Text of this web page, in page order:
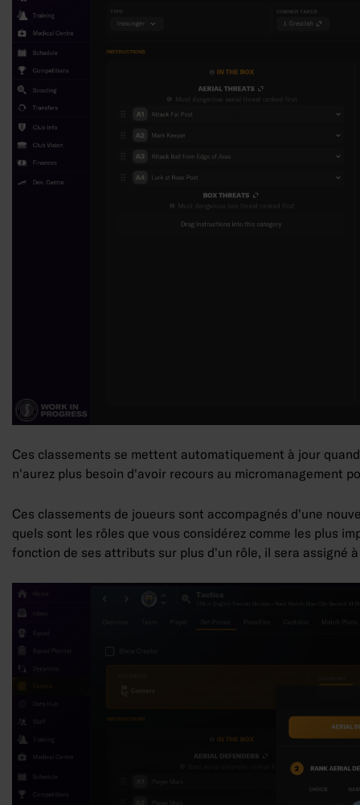
Ces classements se mettent automatiquement à jour
n'aurez plus besoin d'avoir recours au micromanagement
Ces classements de joueurs sont accompagnés d'une
quels sont les rôles que vous considérez comme les plus
fonction de ses attributs sur plus d'un rôle, il sera assigné